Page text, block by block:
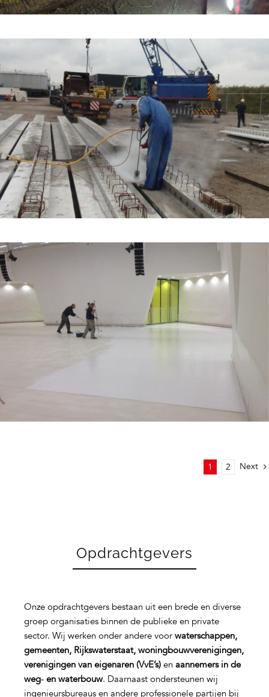
1 2 Next
Opdrachtgevers
Onze opdrachtgevers bestaan uit een brede en diverse
groep organisaties binnen de publieke en private
sector. Wij werken onder andere voor waterschappen,
gemeenten, Rijkswaterstaat, woningbouwverenigingen,
verenigingen van eigenaren (VvE’s)en aannemers in de
weg‑ en waterbouw. Daarnaast ondersteunen wij
ingenieursbureaus en andere professionele partijen bij